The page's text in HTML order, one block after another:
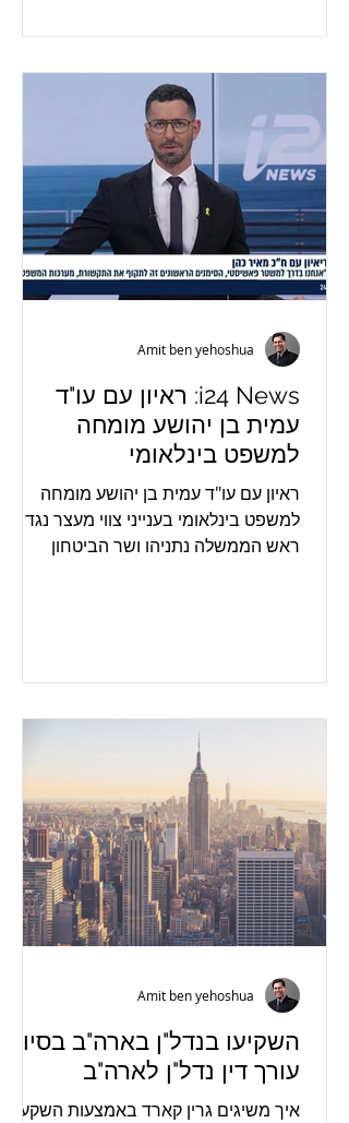
i24 News: ראיון עם עו"ד
עמית בן יהושע מומחה
למשפט בינלאומי
ראיון עם עו"ד עמית בן יהושע מומחה
למשפט בינלאומי בענייני צווי מעצר נגד
ראש הממשלה נתניהו ושר הביטחון
Amit ben yehoshua
השקיעו בנדל"ן בארה"ב בסיוע
עורך דין נדל"ן לארה"ב
איך משיגים גרין קארד באמצעות השקעה
Amit ben yehoshua